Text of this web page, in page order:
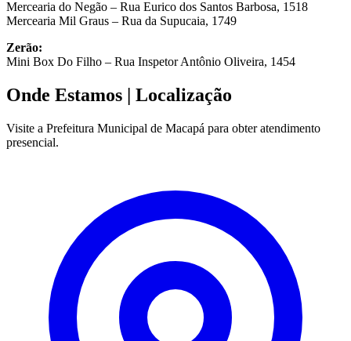
Mercearia do Negão – Rua Eurico dos Santos Barbosa, 1518
Mercearia Mil Graus – Rua da Supucaia, 1749
Zerão:
Mini Box Do Filho – Rua Inspetor Antônio Oliveira, 1454
Onde Estamos | Localização
Visite a Prefeitura Municipal de Macapá para obter atendimento
presencial.